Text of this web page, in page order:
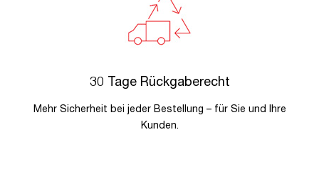
30 Tage Rückgaberecht
Mehr Sicherheit bei jeder Bestellung – für Sie und Ihre
Kunden.